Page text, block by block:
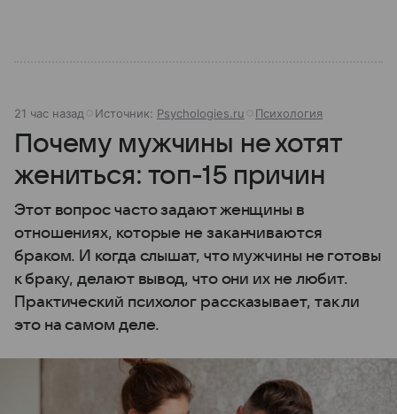
21 час назад Источник: Psychologies.ru Психология
Почему мужчины не хотят
жениться: топ-15 причин
Этот вопрос часто задают женщины в
отношениях, которые не заканчиваются
браком. И когда слышат, что мужчины не готовы
к браку, делают вывод, что они их не любит.
Практический психолог рассказывает, так ли
это на самом деле.